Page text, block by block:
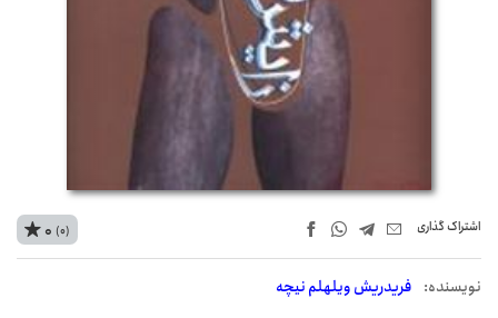
اشتراک‌ گذاری
نويسنده: فریدریش ویلهلم نیچه
0 (0)